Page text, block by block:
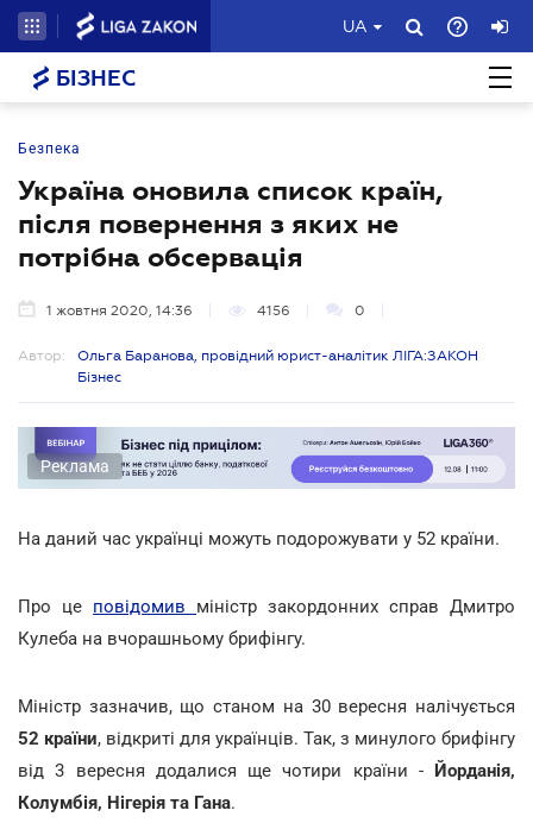
UA
БІЗНЕС
Безпека
Україна оновила список країн,
після повернення з яких не
потрібна обсервація
1 жовтня 2020, 14:36 4156 0
Автор:
Ольга Баранова, провідний юрист-аналітик ЛІГА:ЗАКОН
Бізнес
Реклама
На даний час українці можуть подорожувати у 52 країни.
Про це повідомив міністр закордонних справ Дмитро
Кулеба на вчорашньому брифінгу.
Міністр зазначив, що станом на 30 вересня налічується
52 країни, відкриті для українців. Так, з минулого брифінгу
від 3 вересня додалися ще чотири країни - Йорданія,
Колумбія, Нігерія та Гана.